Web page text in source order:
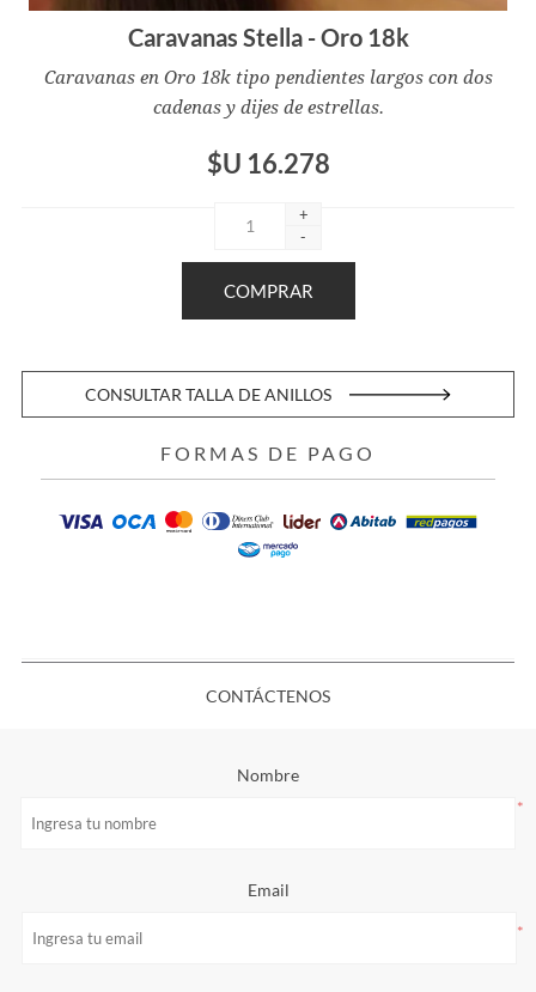
Caravanas Stella - Oro 18k
Caravanas en Oro 18k tipo pendientes largos con dos
cadenas y dijes de estrellas.
$U 16.278
+
-
CONSULTAR TALLA DE ANILLOS
FORMAS DE PAGO
CONTÁCTENOS
Nombre
*
Email
*